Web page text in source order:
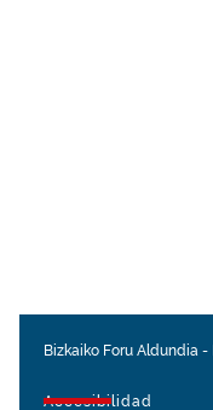
Bizkaiko Foru Aldundia -
Accesibilidad